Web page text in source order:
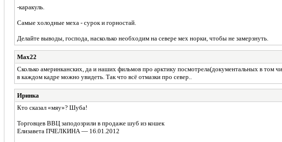
-каракуль.
Самые холодные меха - сурок и горностай.
Делайте выводы, господа, насколько необходим на севере мех норки, чтобы не замерзнуть.
Мах22
Сколько америнканских, да и наших фильмов про арктику посмотрела(документальных в том
в каждом кадре можно увидеть. Так что всё отмазки про север..
Иринка
Кто сказал «мяу»? Шуба!
Торговцев ВВЦ заподозрили в продаже шуб из кошек
Елизавета ПЧЕЛКИНА — 16.01.2012